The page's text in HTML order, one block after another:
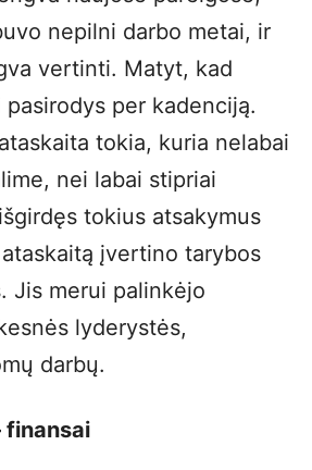
nepilni darbo metai, ir
vertinti. Matyt, kad
pasirodys per kadenciją.
tokia, kuria nelabai
nei labai stipriai
tokius atsakymus
įvertino tarybos
Jis merui palinkėjo
lyderystės,
darbų.
finansai